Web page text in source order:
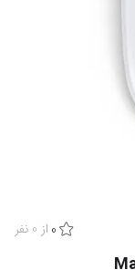
0 از 0 نفر